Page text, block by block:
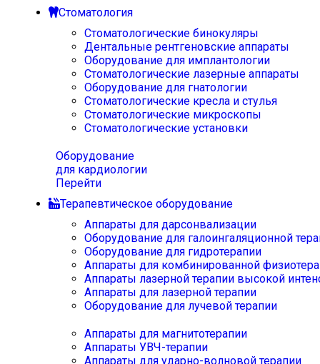
Стоматология
Стоматологические бинокуляры
Дентальные рентгеновские аппараты
Оборудование для имплантологии
Стоматологические лазерные аппараты
Оборудование для гнатологии
Стоматологические кресла и стулья
Стоматологические микроскопы
Стоматологические установки
Оборудование
для кардиологии
Перейти
Терапевтическое оборудование
Аппараты для дарсонвализации
Оборудование для галоингаляционной
Оборудование для гидротерапии
Аппараты для комбинированной
Аппараты лазерной терапии высокой
Аппараты для лазерной терапии
Оборудование для лучевой терапии
Аппараты для магнитотерапии
Аппараты УВЧ-терапии
Аппараты для ударно-волновой терапии